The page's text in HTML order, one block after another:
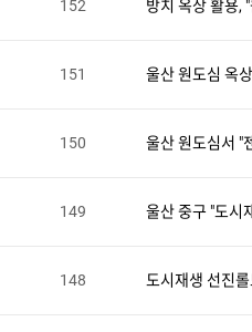
152 방치 옥상 활용,
151 울산 원도심 옥
150 울산 원도심서 "
149 울산 중구 "도시
148 도시재생 선진